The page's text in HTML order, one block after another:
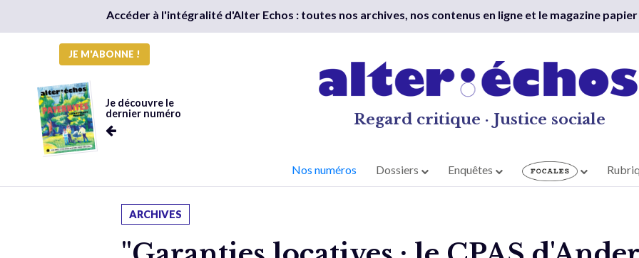
Accéder à l'intégralité d'Alter Echos : toutes nos archives, nos contenus en ligne et le magazine papier
JE M'ABONNE !
Je découvre le
dernier numéro
Regard critique · Justice sociale
Nos numéros Dossiers Enquêtes
ARCHIVES